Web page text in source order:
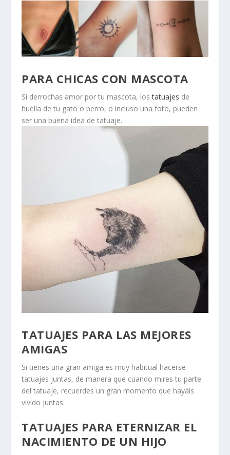
PARA CHICAS CON MASCOTA
Si derrochas amor por tu mascota, lostatuajes de
huella de tu gato o perro, o incluso una foto, pueden
ser una buena idea de tatuaje.
TATUAJES PARA LAS MEJORES
AMIGAS
Si tienes una gran amiga es muy habitual hacerse
tatuajes juntas, de manera que cuando mires tu parte
del tatuaje, recuerdes un gran momento que hayáis
vivido juntas.
TATUAJES PARA ETERNIZAR EL
NACIMIENTO DE UN HIJO